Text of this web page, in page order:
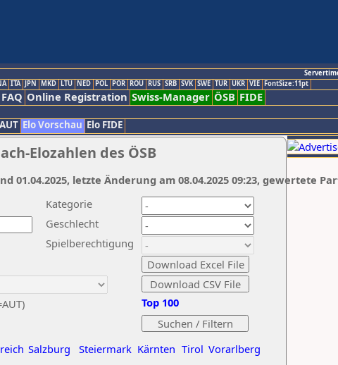
ITA JPN MKD LTU NED POL POR ROU RUS SRB SVK SWE TUR UKR VIE FontSize:11pt
FAQ Online Registration Swiss-Manager ÖSB FIDE
Elo Vorschau Elo FIDE
Elozahlen des ÖSB
Kategorie
Geschlecht
Spielberechtigung
Salzburg Steiermark Kärnten Tirol Vorarlberg
Top 100
01.04.2025, letzte Änderung am 08.04.2025 09:23, gewertete